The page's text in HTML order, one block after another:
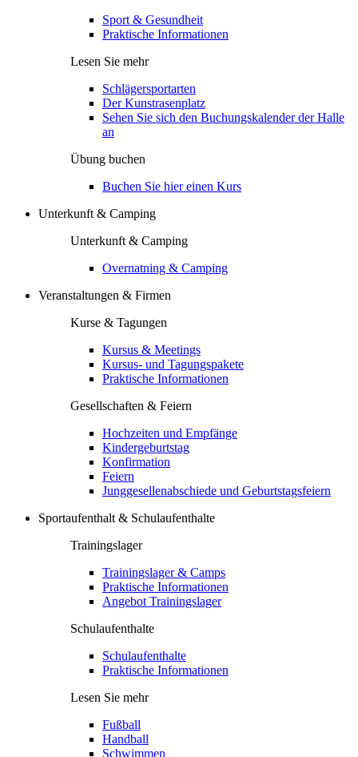
Sport & Gesundheit
Praktische Informationen
Lesen Sie mehr
Schlägersportarten
Der Kunstrasenplatz
Sehen Sie sich den Buchungskalender der Halle
an
Übung buchen
Buchen Sie hier einen Kurs
Unterkunft & Camping
Unterkunft & Camping
Overnatning & Camping
Veranstaltungen & Firmen
Kurse & Tagungen
Kursus & Meetings
Kursus- und Tagungspakete
Praktische Informationen
Gesellschaften & Feiern
Hochzeiten und Empfänge
Kindergeburtstag
Konfirmation
Feiern
Junggesellenabschiede und Geburtstagsfeiern
Sportaufenthalt & Schulaufenthalte
Trainingslager
Trainingslager & Camps
Praktische Informationen
Angebot Trainingslager
Schulaufenthalte
Schulaufenthalte
Praktische Informationen
Lesen Sie mehr
Fußball
Handball
Schwimmen